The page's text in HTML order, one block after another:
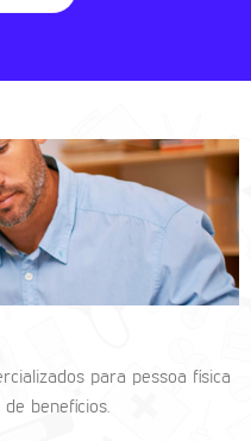
para pessoa física
benefícios.